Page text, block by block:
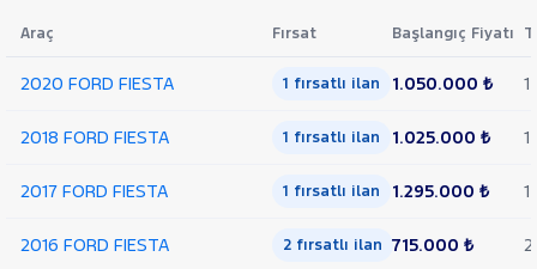
Araç Fırsat Başlangıç Fiyatı
2020 FORD FIESTA 1 fırsatlı ilan 1.050.000 ₺ 1
2018 FORD FIESTA 1 fırsatlı ilan 1.025.000 ₺ 1
2017 FORD FIESTA 1 fırsatlı ilan 1.295.000 ₺ 1
2016 FORD FIESTA 2 fırsatlı ilan 715.000 ₺ 2